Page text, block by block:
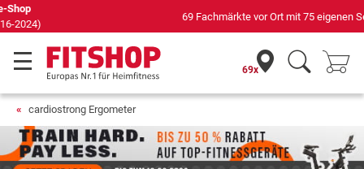
69 Fachmärkte vor Ort mit 75 eigenen Servicetechnikern
69x
cardiostrong Ergometer